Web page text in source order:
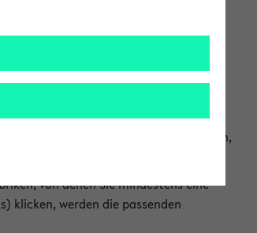
die Veranstaltungen heraussuchen,
von denen Sie mindestens eine
klicken, werden die passenden